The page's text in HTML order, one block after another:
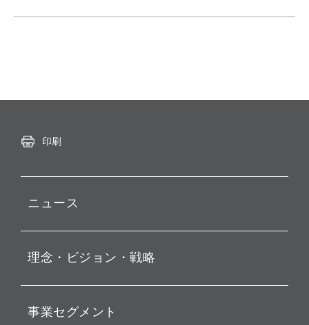
印刷
ニュース
お知らせ
動画配信
理念・ビジョン・戦略
経営理念
事業セグメント